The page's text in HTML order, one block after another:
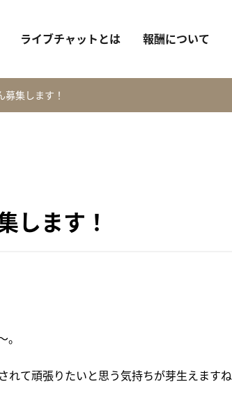
ライブチャットとは 報酬について
募集します！
します！
れて頑張りたいと思う気持ちが芽生えます